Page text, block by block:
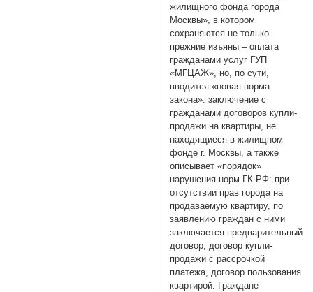
жилищного фонда города
Москвы», в котором
сохраняются не только
прежние изъяны – оплата
гражданами услуг ГУП
«МГЦАЖ», но, по сути,
вводится «новая норма
закона»: заключение с
гражданами договоров купли-
продажи на квартиры, не
находящиеся в жилищном
фонде г. Москвы, а также
описывает «порядок»
нарушения норм ГК РФ: при
отсутствии прав города на
продаваемую квартиру, по
заявлению граждан с ними
заключается предварительный
договор, договор купли-
продажи с рассрочкой
платежа, договор пользования
квартирой. Граждане